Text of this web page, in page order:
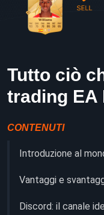
Tutto ciò
trading EA
CONTENUTI
Introduzione al
Vantaggi e
Discord: il canale